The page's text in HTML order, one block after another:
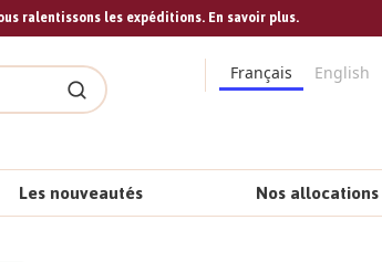
ralentissons les expéditions. En savoir plus.
Rechercher
Français English
Les nouveautés Nos allocations